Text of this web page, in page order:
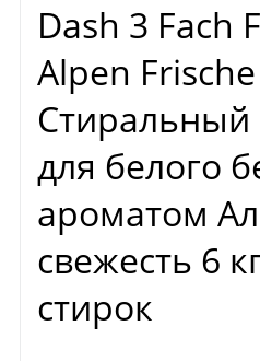
Dash 3 Fach
Alpen Frische
для белого
ароматом
свежесть 6
стирок